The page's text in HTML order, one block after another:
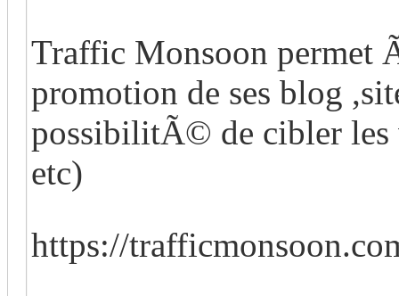
Traffic Monsoon permet
promotion de ses blog
possibilitÃ© de cibler les
etc)
https://